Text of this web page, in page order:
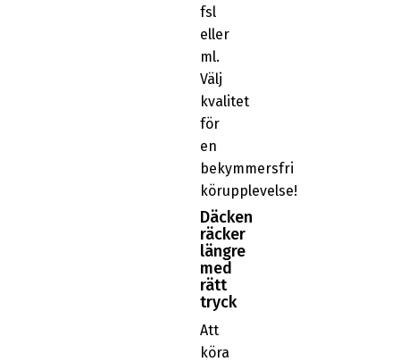
fsl
eller
ml.
Välj
kvalitet
för
en
bekymmersfri
körupplevelse!
Däcken
räcker
längre
med
rätt
tryck
Att
köra